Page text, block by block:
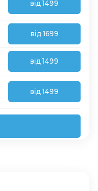
від 1499
від 1699
від 1499
від 1499